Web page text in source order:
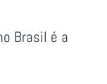
Brasil é a